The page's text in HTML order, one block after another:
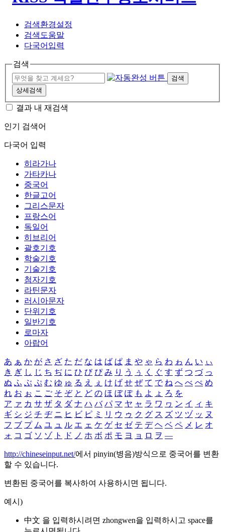
검색환경설정
검색도움말
다국어입력
검색
검색
상세검색
결과 내 재검색
인기 검색어
다국어 입력
히라가나
가타카나
중국어
한글고어
그리스문자
프랑스어
독일어
히브리어
괄호기호
학술기호
기술기호
첨자기호
라틴문자
러시아문자
단위기호
일반기호
로마자
아랍어
あ ぁ か が さ ざ た だ な は ば ぱ ま や ゃ ら わ ゎ ん い ぃ
き ぎ し じ ち ぢ に ひ び ぴ み り う ぅ く ぐ す ず つ づ っ
ぬ ふ ぶ ぷ む ゆ ゅ る え ぇ け げ せ ぜ て で ね へ べ ぺ め
れ お ぉ こ ご そ ぞ と ど の ほ ぼ ぽ も よ ょ ろ を
ア ァ カ サ ザ タ ダ ナ ハ バ パ マ ヤ ャ ラ ワ ヮ ン イ ィ キ
ギ シ ジ チ ヂ ニ ヒ ビ ピ ミ リ ウ ゥ ク グ ス ズ ツ ヅ ッ ヌ
フ ブ プ ム ユ ュ ル エ ェ ケ ゲ セ ゼ テ デ ヘ ベ ペ メ レ オ
ォ コ ゴ ソ ゾ ト ド ノ ホ ボ ポ モ ヨ ョ ロ ヲ ―
http://chineseinput.net/에서 pinyin(병음)방식으로 중국어를 변환
할 수 있습니다.
변환된 중국어를 복사하여 사용하시면 됩니다.
예시)
中文 을 입력하시려면 zhongwen을 입력하시고 space를